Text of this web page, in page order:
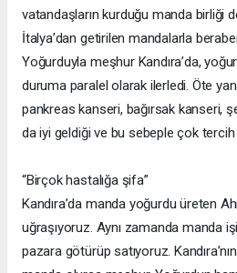
vatandaşların kurduğu manda birliği
İtalya’dan getirilen mandalarla
Yoğurduyla meşhur Kandıra’da,
duruma paralel olarak ilerledi. Öte
pankreas kanseri, bağırsak kanseri,
da iyi geldiği ve bu sebeple çok
“Birçok hastalığa şifa”
Kandıra’da manda yoğurdu üreten
uğraşıyoruz. Aynı zamanda manda
pazara götürüp satıyoruz.